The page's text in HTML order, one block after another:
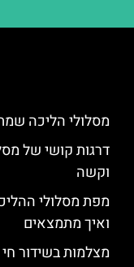
מסלולי הליכה
דרגות קושי של
וקשה
מפת מסלולי
ואיך מתמצאים
מצלמות בשידור